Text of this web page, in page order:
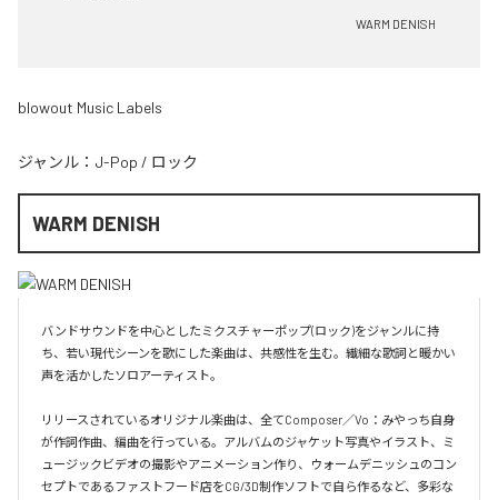
WARM DENISH
blowout Music Labels
ジャンル： J-Pop / ロック
WARM DENISH
バンドサウンドを中心としたミクスチャーポップ(ロック)をジャンルに持
ち、若い現代シーンを歌にした楽曲は、共感性を生む。繊細な歌詞と暖かい
声を活かしたソロアーティスト。
リリースされているオリジナル楽曲は、全てComposer／Vo：みやっち自身
が作詞作曲、編曲を行っている。アルバムのジャケット写真やイラスト、ミ
ュージックビデオの撮影やアニメーション作り、ウォームデニッシュのコン
セプトであるファストフード店をCG/3D制作ソフトで自ら作るなど、多彩な